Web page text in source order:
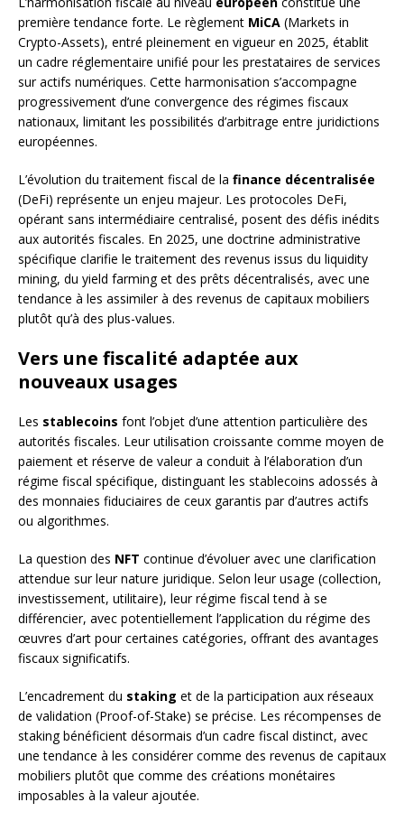
première tendance forte. Le règlement MiCA (Markets in
Crypto-Assets), entré pleinement en vigueur en 2025, établit
un cadre réglementaire unifié pour les prestataires de services
sur actifs numériques. Cette harmonisation s’accompagne
progressivement d’une convergence des régimes fiscaux
nationaux, limitant les possibilités d’arbitrage entre juridictions
européennes.
L’évolution du traitement fiscal de la finance décentralisée
(DeFi) représente un enjeu majeur. Les protocoles DeFi,
opérant sans intermédiaire centralisé, posent des défis inédits
aux autorités fiscales. En 2025, une doctrine administrative
spécifique clarifie le traitement des revenus issus du liquidity
mining, du yield farming et des prêts décentralisés, avec une
tendance à les assimiler à des revenus de capitaux mobiliers
plutôt qu’à des plus-values.
Vers une fiscalité adaptée aux
nouveaux usages
Les stablecoins font l’objet d’une attention particulière des
autorités fiscales. Leur utilisation croissante comme moyen de
paiement et réserve de valeur a conduit à l’élaboration d’un
régime fiscal spécifique, distinguant les stablecoins adossés à
des monnaies fiduciaires de ceux garantis par d’autres actifs
ou algorithmes.
La question des NFT continue d’évoluer avec une clarification
attendue sur leur nature juridique. Selon leur usage (collection,
investissement, utilitaire), leur régime fiscal tend à se
différencier, avec potentiellement l’application du régime des
œuvres d’art pour certaines catégories, offrant des avantages
fiscaux significatifs.
L’encadrement du staking et de la participation aux réseaux
de validation (Proof-of-Stake) se précise. Les récompenses de
staking bénéficient désormais d’un cadre fiscal distinct, avec
une tendance à les considérer comme des revenus de capitaux
mobiliers plutôt que comme des créations monétaires
imposables à la valeur ajoutée.